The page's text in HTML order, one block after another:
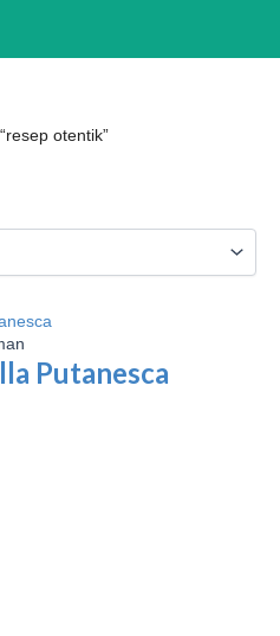
otentik”
Putanesca